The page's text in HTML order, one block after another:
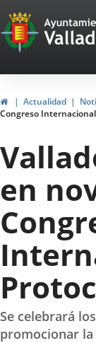
Portal
Web
del
de
HomeActualidad
Congreso
en
Se celebrará
promocionar